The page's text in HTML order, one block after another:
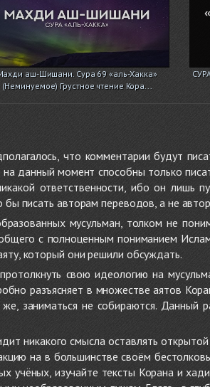
аш-Шишани. Сура 69 «аль-Хакка»
(Неминуемое) Грустное чтение Кора...
что комментарии будут
данный момент способны только
ответственности, ибо он лишь
писать авторам переводов, а не
мусульман, толком не
с полноценным пониманием
который они решили обсуждать.
свою идеологию на
разъясняет в множестве аятов
заниматься не собираются. Данный
никакого смысла оставлять
на в большинстве своём
учёных, изучайте тексты Корана и